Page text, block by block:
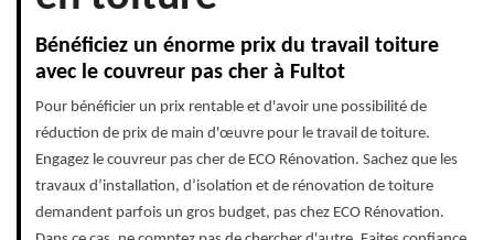
Bénéficiez un énorme prix du travail toiture
avec le couvreur pas cher à Fultot
Pour bénéficier un prix rentable et d'avoir une possibilité de
réduction de prix de main d'œuvre pour le travail de toiture.
Engagez le couvreur pas cher de ECO Rénovation. Sachez que les
travaux d’installation, d’isolation et de rénovation de toiture
demandent parfois un gros budget, pas chez ECO Rénovation.